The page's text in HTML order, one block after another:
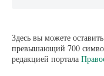
Здесь вы можете
превышающий 700
редакцией портала